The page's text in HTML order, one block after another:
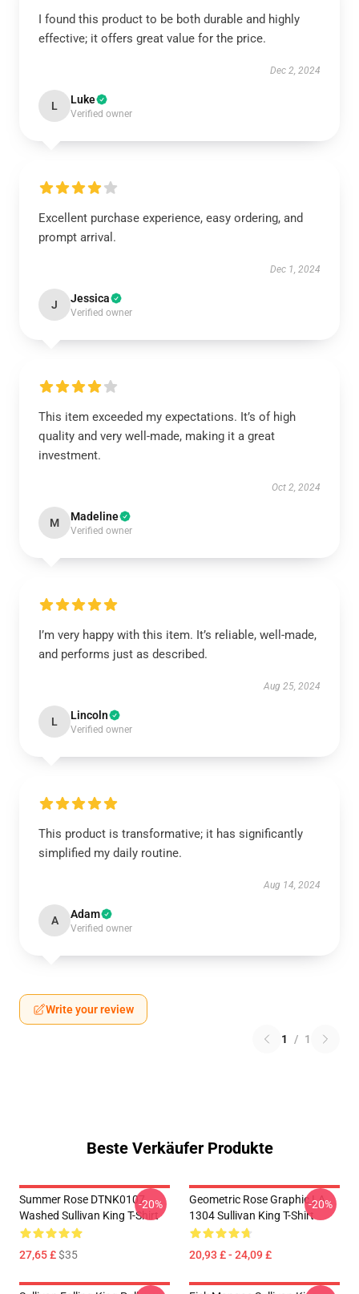
I found this product to be both durable and highly
effective; it offers great value for the price.
Dec 2, 2024
L Luke
Verified owner
Excellent purchase experience, easy ordering, and
prompt arrival.
Dec 1, 2024
J Jessica
Verified owner
This item exceeded my expectations. It’s of high
quality and very well-made, making it a great
investment.
Oct 2, 2024
M Madeline
Verified owner
I’m very happy with this item. It’s reliable, well-made,
and performs just as described.
Aug 25, 2024
L Lincoln
Verified owner
This product is transformative; it has significantly
simplified my daily routine.
Aug 14, 2024
A Adam
Verified owner
Write your review
1 / 1
Beste Verkäufer Produkte
Summer Rose DTNK0107
Washed Sullivan King T-Shirt
27,65 £$35
-20%
Geometric Rose Graphic LA
1304 Sullivan King T-Shirt
20,93 £ - 24,09 £
-20%